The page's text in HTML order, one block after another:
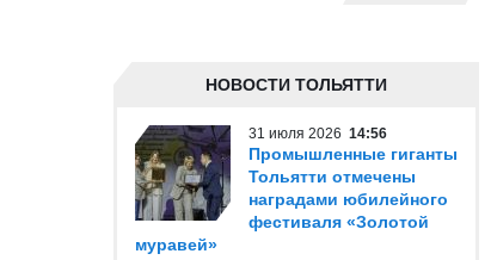
НОВОСТИ ТОЛЬЯТТИ
31 июля 2026 14:56
Промышленные гиганты
Тольятти отмечены
наградами юбилейного
фестиваля «Золотой
муравей»